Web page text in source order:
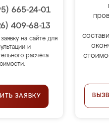
665-24-01
409-68-13
на сайте для
и
расчёта
ЗАЯВКУ